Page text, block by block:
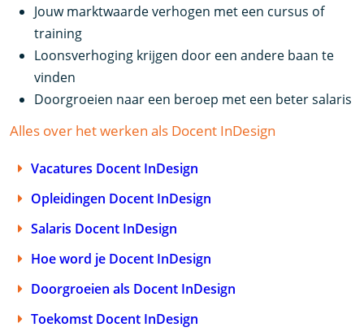
Jouw marktwaarde verhogen met een cursus of
training
Loonsverhoging krijgen door een andere baan te
vinden
Doorgroeien naar een beroep met een beter salaris
Alles over het werken als Docent InDesign
Vacatures Docent InDesign
Opleidingen Docent InDesign
Salaris Docent InDesign
Hoe word je Docent InDesign
Doorgroeien als Docent InDesign
Toekomst Docent InDesign